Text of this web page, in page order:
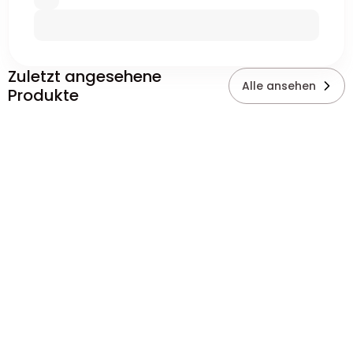
Zuletzt angesehene
Produkte
Alle ansehen